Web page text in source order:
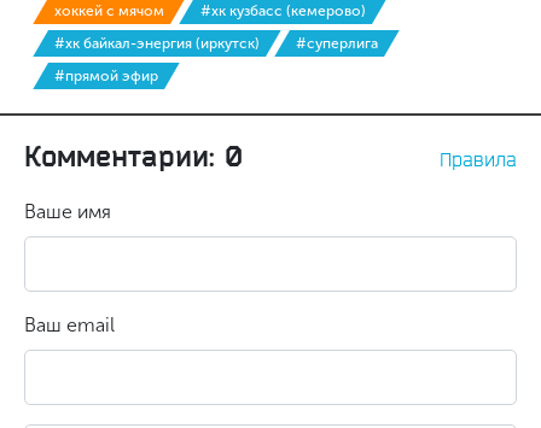
хоккей с мячом
#хк кузбасс (кемерово)
#хк байкал-энергия (иркутск)
#суперлига
#прямой эфир
Комментарии: 0 Правила
Ваше имя
Ваш email